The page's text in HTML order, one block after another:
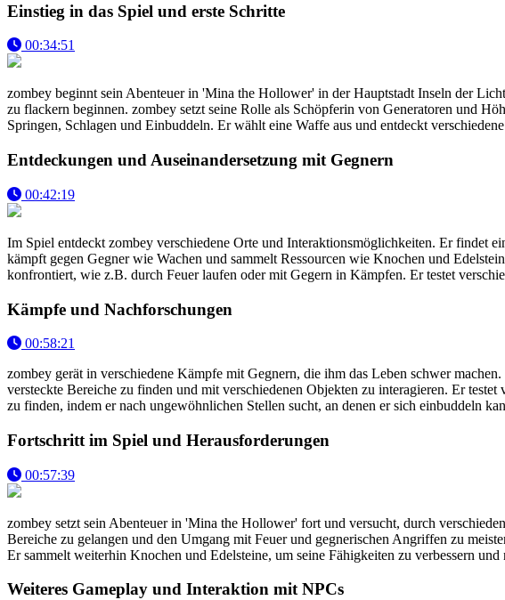
Einstieg in das Spiel und erste Schritte
00:34:51
zombey beginnt sein Abenteuer in 'Mina the Hollower' in der Hauptstadt Inseln der
zu flackern beginnen. zombey setzt seine Rolle als Schöpferin von Generatoren und
Springen, Schlagen und Einbuddeln. Er wählt eine Waffe aus und entdeckt
Entdeckungen und Auseinandersetzung mit Gegnern
00:42:19
Im Spiel entdeckt zombey verschiedene Orte und Interaktionsmöglichkeiten. Er findet
kämpft gegen Gegner wie Wachen und sammelt Ressourcen wie Knochen und
konfrontiert, wie z.B. durch Feuer laufen oder mit Gegern in Kämpfen. Er testet
Kämpfe und Nachforschungen
00:58:21
zombey gerät in verschiedene Kämpfe mit Gegnern, die ihm das Leben schwer
versteckte Bereiche zu finden und mit verschiedenen Objekten zu interagieren. Er
zu finden, indem er nach ungewöhnlichen Stellen sucht, an denen er sich einbuddeln
Fortschritt im Spiel und Herausforderungen
00:57:39
zombey setzt sein Abenteuer in 'Mina the Hollower' fort und versucht, durch
Bereiche zu gelangen und den Umgang mit Feuer und gegnerischen Angriffen zu
Er sammelt weiterhin Knochen und Edelsteine, um seine Fähigkeiten zu verbessern und
Weiteres Gameplay und Interaktion mit NPCs